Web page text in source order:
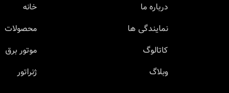
درباره ما
نمایندگی ها
کاتالوگ
وبلاگ
خانه
محصولات
موتور برق
ژنراتور